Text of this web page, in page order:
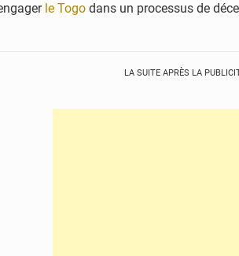
le Togo dans un processus de
LA SUITE APRÈS LA